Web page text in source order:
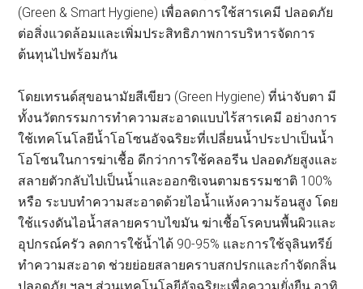
(Green & Smart Hygiene) เพื่อลดการใช้สารเคมี ปลอดภัย
ต่อสิ่งแวดล้อมและเพิ่มประสิทธิภาพการบริหารจัดการ
ต้นทุนไปพร้อมกัน
โดยเทรนด์สุขอนามัยสีเขียว (Green Hygiene) ที่น่าจับตา มี
ทั้งนวัตกรรมการทำความสะอาดแบบไร้สารเคมี อย่างการ
ใช้เทคโนโลยีน้ำโอโซนอัจฉริยะที่เปลี่ยนน้ำประปาเป็นน้ำ
โอโซนในการฆ่าเชื้อ ดีกว่าการใช้คลอรีน ปลอดภัยสูงและ
สลายตัวกลับไปเป็นน้ำและออกซิเจนตามธรรมชาติ 100%
หรือ ระบบทำความสะอาดด้วยไอน้ำแห้งความร้อนสูง โดย
ใช้แรงดันไอน้ำสลายคราบไขมัน ฆ่าเชื้อโรคบนพื้นผิวและ
อุปกรณ์ครัว ลดการใช้น้ำได้ 90-95% และการใช้จุลินทรีย์
ทำความสะอาด ช่วยย่อยสลายคราบสกปรกและกำจัดกลิ่น
ปลอดภัย ฯลฯ ส่วนเทคโนโลยีอัจฉริยะเพื่อความยั่งยืน อาทิ